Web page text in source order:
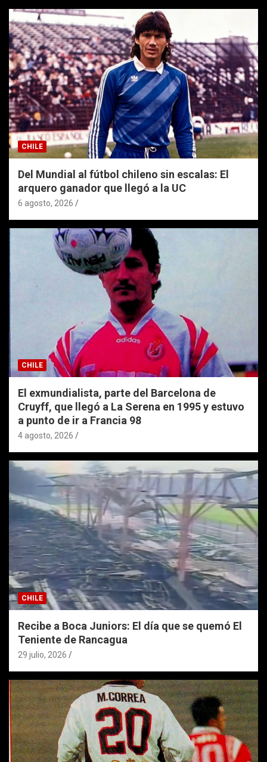
CHILE
Del Mundial al fútbol chileno sin escalas: El
arquero ganador que llegó a la UC
6 agosto, 2026
CHILE
El exmundialista, parte del Barcelona de
Cruyff, que llegó a La Serena en 1995 y estuvo
a punto de ir a Francia 98
4 agosto, 2026
CHILE
Recibe a Boca Juniors: El día que se quemó El
Teniente de Rancagua
29 julio, 2026